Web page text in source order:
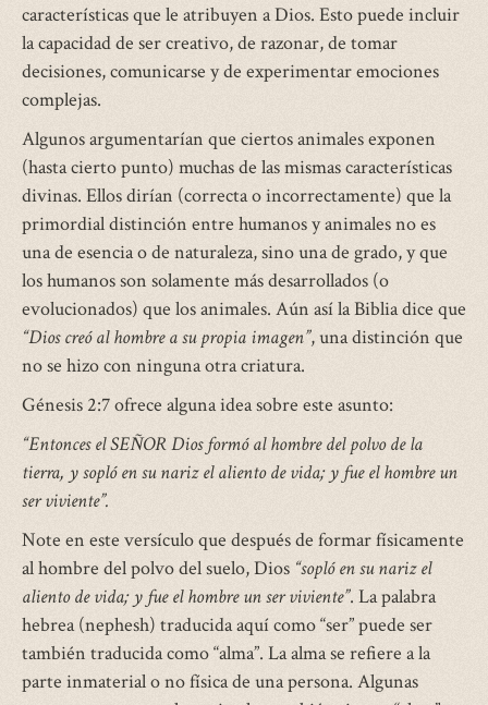
características que le atribuyen a Dios. Esto puede incluir
la capacidad de ser creativo, de razonar, de tomar
decisiones, comunicarse y de experimentar emociones
complejas.
Algunos argumentarían que ciertos animales exponen
(hasta cierto punto) muchas de las mismas características
divinas. Ellos dirían (correcta o incorrectamente) que la
primordial distinción entre humanos y animales no es
una de esencia o de naturaleza, sino una de grado, y que
los humanos son solamente más desarrollados (o
evolucionados) que los animales. Aún así la Biblia dice que
“Dios creó al hombre a su propia imagen”, una distinción que
no se hizo con ninguna otra criatura.
Génesis 2:7 ofrece alguna idea sobre este asunto:
“Entonces el SEÑOR Dios formó al hombre del polvo de la
tierra, y sopló en su nariz el aliento de vida; y fue el hombre un
ser viviente”.
Note en este versículo que después de formar físicamente
al hombre del polvo del suelo, Dios “sopló en su nariz el
aliento de vida; y fue el hombre un ser viviente”. La palabra
hebrea (nephesh) traducida aquí como “ser” puede ser
también traducida como “alma”. La alma se refiere a la
parte inmaterial o no física de una persona. Algunas